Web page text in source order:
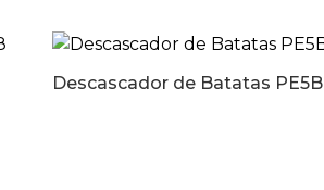
Descascador de Batatas PE5B